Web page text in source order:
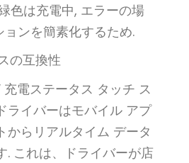
色は充電中, エラーの場
ンを簡素化するため.
の互換性
電ステータス タッチ ス
ライバーはモバイル アプ
からリアルタイム データ
. これは、ドライバーが店